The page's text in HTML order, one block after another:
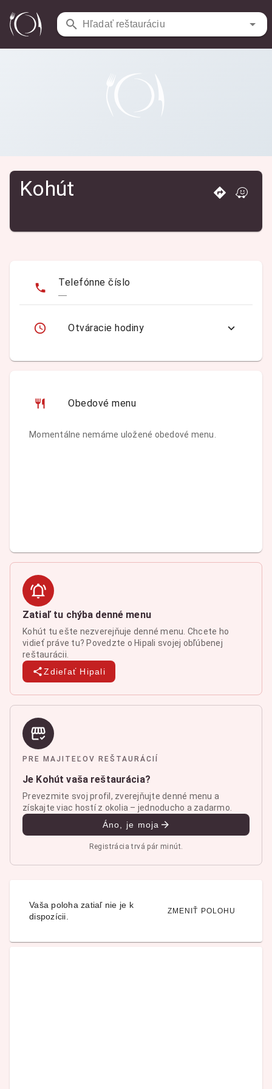
Hľadať reštauráciu
Reštaurácie /
Kohút
Telefónne číslo
—
Otváracie hodiny
Obedové menu
Momentálne nemáme uložené obedové menu.
Zatiaľ tu chýba denné menu
Kohút tu ešte nezverejňuje denné menu. Chcete ho
vidieť práve tu? Povedzte o Hipali svojej obľúbenej
reštaurácii.
Zdieľať Hipali
PRE MAJITEĽOV REŠTAURÁCIÍ
Je Kohút vaša reštaurácia?
Prevezmite svoj profil, zverejňujte denné menu a
získajte viac hostí z okolia – jednoducho a zadarmo.
Áno, je moja
Registrácia trvá pár minút.
Vaša poloha zatiaľ nie je k
dispozícii.
ZMENIŤ POLOHU